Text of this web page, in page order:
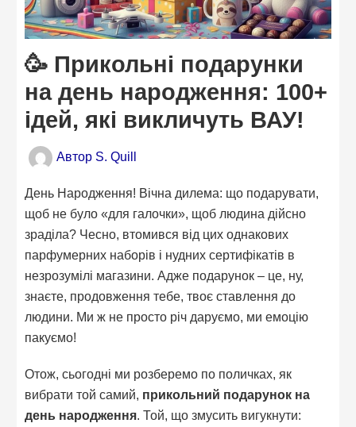
🥳 Прикольні подарунки
на день народження: 100+
ідей, які викличуть ВАУ!
Автор S. Quill
День Народження! Вічна дилема: що подарувати,
щоб не було «для галочки», щоб людина дійсно
зраділа? Чесно, втомився від цих однакових
парфумерних наборів і нудних сертифікатів в
незрозумілі магазини. Адже подарунок – це, ну,
знаєте, продовження тебе, твоє ставлення до
людини. Ми ж не просто річ даруємо, ми емоцію
пакуємо!
Отож, сьогодні ми розберемо по поличках, як
вибрати той самий, прикольний подарунок на
день народження. Той, що змусить вигукнути: